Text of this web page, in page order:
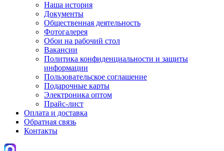
Наша история
Документы
Общественная деятельность
Фотогалерея
Обои на рабочий стол
Вакансии
Политика конфиденциальности и защиты
информации
Пользовательскоe соглашение
Подарочные карты
Электроника оптом
Прайс-лист
Оплата и доставка
Обратная связь
Контакты